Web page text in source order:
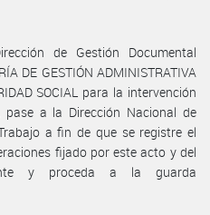
de Gestión Documental
DE GESTIÓN ADMINISTRATIVA
SOCIAL para la intervención
pase a la Dirección Nacional de
a fin de que se registre el
fijado por este acto y del
y proceda a la guarda